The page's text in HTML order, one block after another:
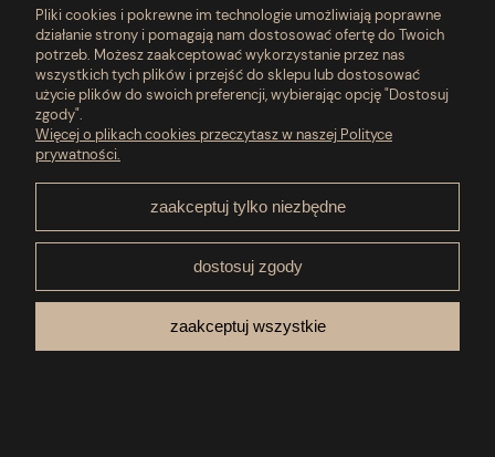
O nas
Informacje
pokaż pełną wersję strony
Pliki cookies i pokrewne im technologie umożliwiają poprawne
działanie strony i pomagają nam dostosować ofertę do Twoich
potrzeb. Możesz zaakceptować wykorzystanie przez nas
wszystkich tych plików i przejść do sklepu lub dostosować
użycie plików do swoich preferencji, wybierając opcję "Dostosuj
zgody".
Więcej o plikach cookies przeczytasz w naszej Polityce
prywatności.
zaakceptuj tylko niezbędne
dostosuj zgody
zaakceptuj wszystkie